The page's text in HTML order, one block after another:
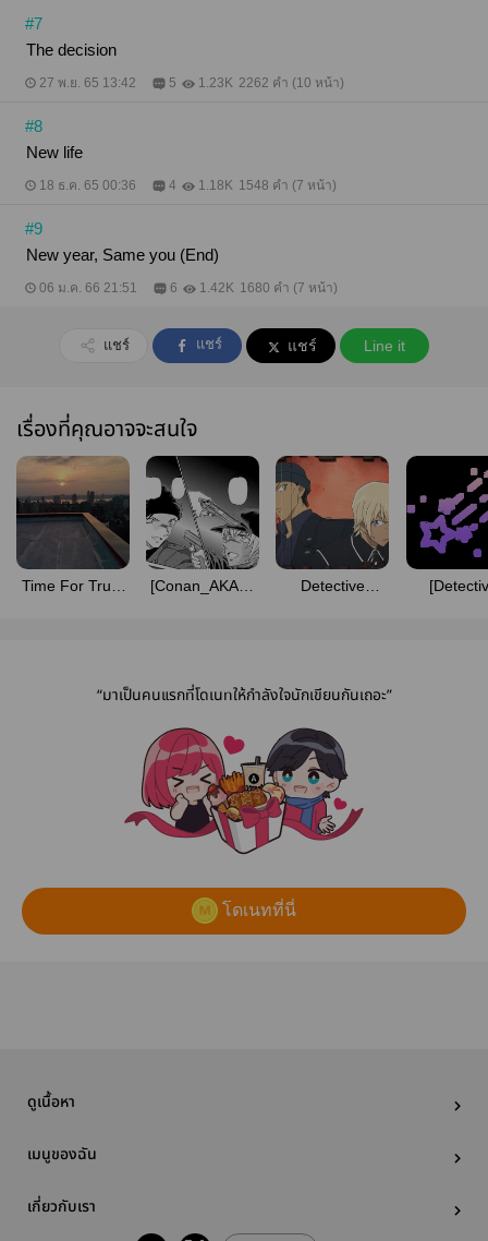
#7
The decision
27 พ.ย. 65 13:42 5 1.23K 2262 คำ (10 หน้า)
#8
New life
18 ธ.ค. 65 00:36 4 1.18K 1548 คำ (7 หน้า)
#9
New year, Same you (End)
06 ม.ค. 66 21:51 6 1.42K 1680 คำ (7 หน้า)
แชร์ แชร์ แชร์ Line it
เรื่องที่คุณอาจจะสนใจ
Time For Truth
[Conan_AKAM]
Detective
“มาเป็นคนแรกที่โดเนทให้กำลังใจนักเขียนกันเถอะ”
โดเนทที่นี่
ดูเนื้อหา
เมนูของฉัน
เกี่ยวกับเรา